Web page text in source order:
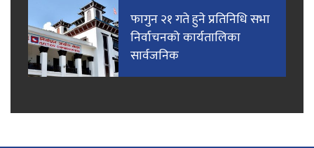
फागुन २१ गते हुने प्रतिनिधि सभा
निर्वाचनको कार्यतालिका
सार्वजनिक